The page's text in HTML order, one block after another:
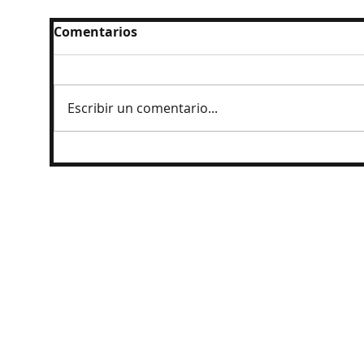
Comentarios
Escribir un comentario...